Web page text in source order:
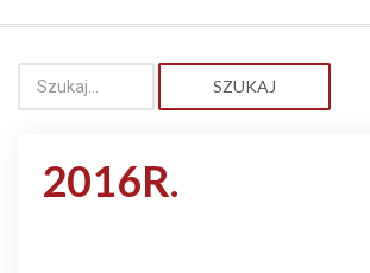
SZUKAJ
2016R.